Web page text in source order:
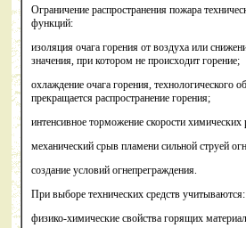
Ограничение распространения пожара
функций:
изоляция очага горения от воздуха или
значения, при котором не происходит горение;
охлаждение очага горения, технологического
прекращается распространение горения;
интенсивное торможение скорости химических
механический срыв пламени сильной струей
создание условий огнепреграждения.
При выборе технических средств учитываются:
физико-химические свойства горящих